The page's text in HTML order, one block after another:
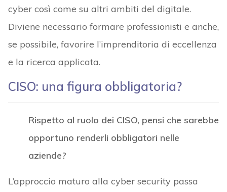
cyber così come su altri ambiti del digitale.
Diviene necessario formare professionisti e anche,
se possibile, favorire l’imprenditoria di eccellenza
e la ricerca applicata.
CISO: una figura obbligatoria?
Rispetto al ruolo dei CISO, pensi che sarebbe
opportuno renderli obbligatori nelle
aziende?
L’approccio maturo alla cyber security passa